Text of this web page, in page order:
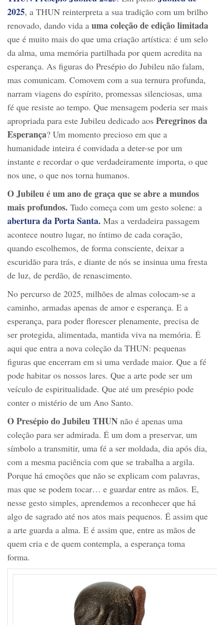
2025, a THUN reinterpreta a sua tradição com um brilho
renovado, dando vida a uma coleção de edição limitada
que é muito mais do que uma criação artística: é um selo
da alma, uma memória partilhada por quem acredita na
esperança. As figuras do Presépio do Jubileu não falam,
mas comunicam. Comovem com a sua ternura profunda,
narram viagens do espírito, promessas silenciosas, uma
fé que resiste ao tempo. Que mensagem poderia ser mais
apropriada para este Jubileu dedicado aos Peregrinos da
Esperança? Um momento precioso em que a
humanidade inteira é convidada a deter-se por um
instante e recordar o que verdadeiramente importa, o que
nos une, o que nos torna humanos.
O Jubileu é um ano de graça que se abre a mundos
mais profundos. Tudo começa com um gesto solene: a
abertura da Porta Santa. Mas a verdadeira passagem
acontece noutro lugar, no íntimo de cada coração,
quando escolhemos, de forma consciente, deixar a
escuridão para trás, e diante de nós se insinua uma fresta
de luz, de perdão, de renascimento.
No percurso de 2025, milhões de almas colocam-se a
caminho, armadas apenas de amor e esperança. E a
esperança, para poder florescer plenamente, precisa de
ser protegida, alimentada, mantida viva na memória. É
aqui que entra a nova coleção da THUN: pequenas
figuras que encerram em si uma verdade maior. Que a fé
pode habitar os nossos lares. Que a arte pode ser um
veículo de espiritualidade. Que até um presépio pode
conter o mistério de um Ano Santo.
O Presépio do Jubileu THUN não é apenas uma
coleção para ser admirada. É um dom a preservar, um
símbolo a transmitir, uma fé a ser moldada, dia após dia,
com a mesma paciência com que se trabalha a argila.
Porque há emoções que não se explicam com palavras,
mas que se podem tocar… e guardar entre as mãos. E,
nesse gesto simples, aprendemos a reconhecer que há
algo de sagrado até nos atos mais pequenos. É assim que
a arte guarda a alma. E é assim que, entre as mãos de
quem cria e de quem contempla, a esperança toma
forma.